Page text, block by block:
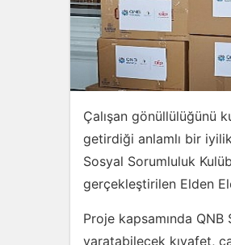
Çalışan gönüllülüğünü
getirdiği anlamlı bir
Sosyal Sorumluluk
gerçekleştirilen Elden
Proje kapsamında
yaratabilecek kıyafet,